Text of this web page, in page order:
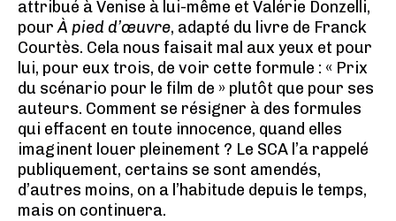
attribué à Venise à lui-même et Valérie Donzelli,
pourÀ pied d’œuvre, adapté du livre de Franck
Courtès. Cela nous faisait mal aux yeux et pour
lui, pour eux trois, de voir cette formule : « Prix
du scénario pour le film de » plutôt que pour ses
auteurs. Comment se résigner à des formules
qui effacent en toute innocence, quand elles
imaginent louer pleinement ? Le SCA l’a rappelé
publiquement, certains se sont amendés,
d’autres moins, on a l’habitude depuis le temps,
mais on continuera.